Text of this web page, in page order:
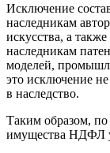
Исключение
наследникам
искусства, а
наследникам
моделей,
это исключение
в наследство.
Таким образом,
имущества НДФЛ